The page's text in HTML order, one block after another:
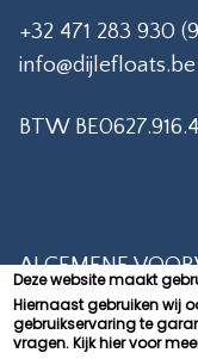
+32 471 283 930
info@dijlefloats.be
BTW
ALGEMENE
PRIVACY POLICY
CONTACT
Deze website maakt
Hiernaast gebruiken wij
gebruikservaring te
vragen.Kijk hier voor